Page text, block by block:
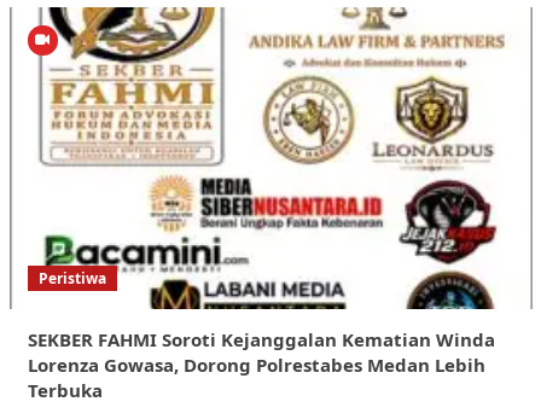
Peristiwa
SEKBER FAHMI Soroti Kejanggalan Kematian Winda
Lorenza Gowasa, Dorong Polrestabes Medan Lebih
Terbuka